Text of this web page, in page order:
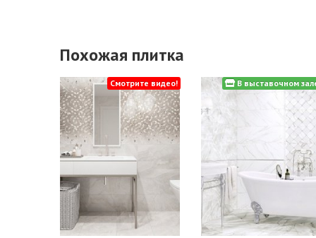
Похожая плитка
Смотрите видео! В выставочном